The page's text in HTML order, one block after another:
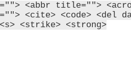
<abbr title="">
<cite> <code> <del
<strike> <strong>